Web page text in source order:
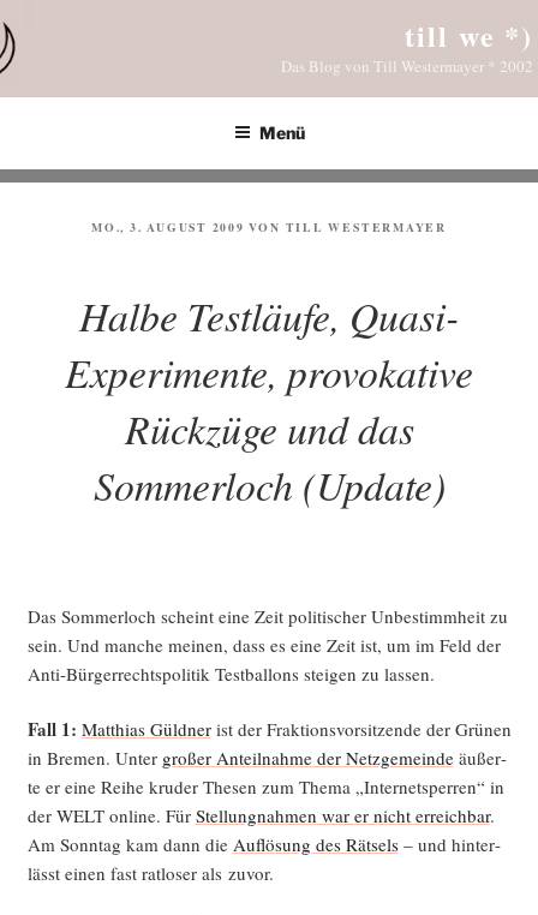
Inhalt
springen
till we *)
Das Blog von Till Westermayer * 2002
Menü
VERÖFFENTLICHT
MO., 3. AUGUST 2009 VON TILL WESTERMAYER
Halbe Testläufe, Quasi-
Experimente, provokative
Rückzüge und das
Sommerloch (Update)
Das Som­mer­loch scheint eine Zeit poli­ti­scher Unbe­stimm­heit zu
sein. Und man­che mei­nen, dass es eine Zeit ist, um im Feld der
Anti-Bür­ger­rechts­po­li­tik Test­bal­lons stei­gen zu lassen.
Fall 1: Mat­thi­as Güld­nerist der Frak­ti­ons­vor­sit­zen­de der Grü­nen
in Bre­men. Unter gro­ßer Anteil­nah­me der Netz­ge­mein­deäußer­
te er eine Rei­he kru­der The­sen zum The­ma „Inter­net­sper­ren“ in
der WELT online. Für Stel­lung­nah­men war er nicht erreich­bar.
Am Sonn­tag kam dann die Auf­lö­sung des Rät­sels– und hin­ter­
lässt einen fast rat­lo­ser als zuvor.